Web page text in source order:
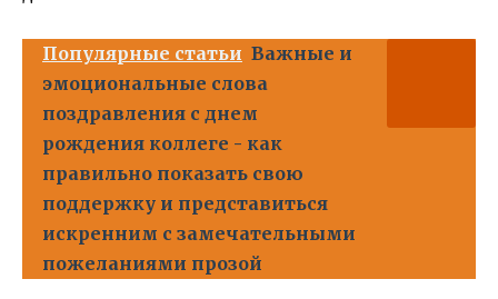
Популярные статьи Важные и
эмоциональные слова
поздравления с днем
рождения коллеге - как
правильно показать свою
поддержку и представиться
искренним с замечательными
пожеланиями прозой